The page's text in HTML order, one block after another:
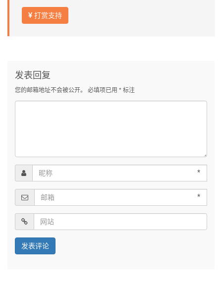
打赏支持
发表回复
您的邮箱地址不会被公开。 必填项已用 * 标注
*
*